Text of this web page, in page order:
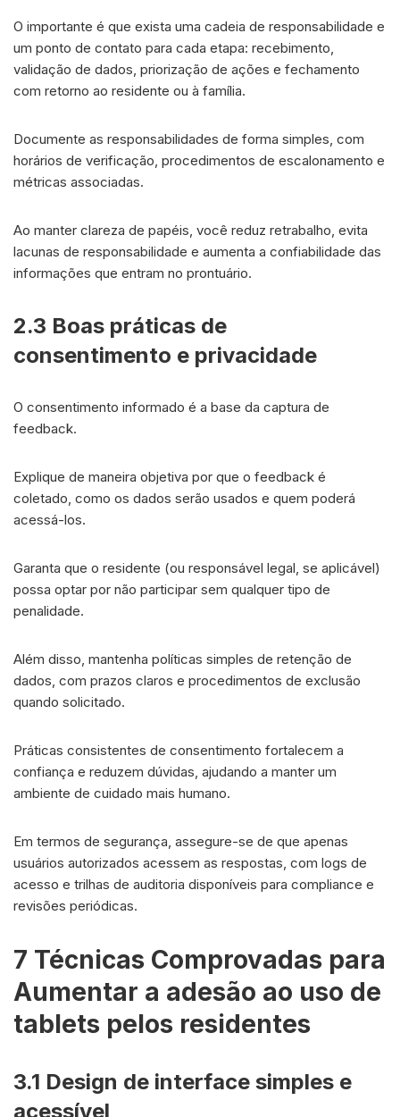
O importante é que exista uma cadeia de responsabilidade e
um ponto de contato para cada etapa: recebimento,
validação de dados, priorização de ações e fechamento
com retorno ao residente ou à família.
Documente as responsabilidades de forma simples, com
horários de verificação, procedimentos de escalonamento e
métricas associadas.
Ao manter clareza de papéis, você reduz retrabalho, evita
lacunas de responsabilidade e aumenta a confiabilidade das
informações que entram no prontuário.
2.3 Boas práticas de
consentimento e privacidade
O consentimento informado é a base da captura de
feedback.
Explique de maneira objetiva por que o feedback é
coletado, como os dados serão usados e quem poderá
acessá-los.
Garanta que o residente (ou responsável legal, se aplicável)
possa optar por não participar sem qualquer tipo de
penalidade.
Além disso, mantenha políticas simples de retenção de
dados, com prazos claros e procedimentos de exclusão
quando solicitado.
Práticas consistentes de consentimento fortalecem a
confiança e reduzem dúvidas, ajudando a manter um
ambiente de cuidado mais humano.
Em termos de segurança, assegure-se de que apenas
usuários autorizados acessem as respostas, com logs de
acesso e trilhas de auditoria disponíveis para compliance e
revisões periódicas.
7 Técnicas Comprovadas para
Aumentar a adesão ao uso de
tablets pelos residentes
3.1 Design de interface simples e
acessível